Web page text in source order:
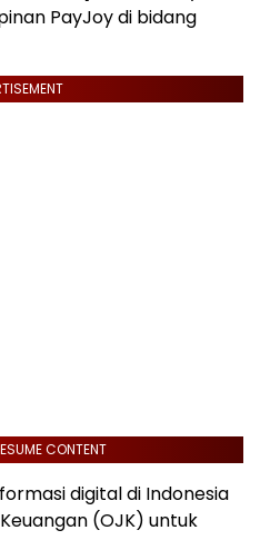
PayJoy di bidang
CONTENT
digital di Indonesia
(OJK) untuk